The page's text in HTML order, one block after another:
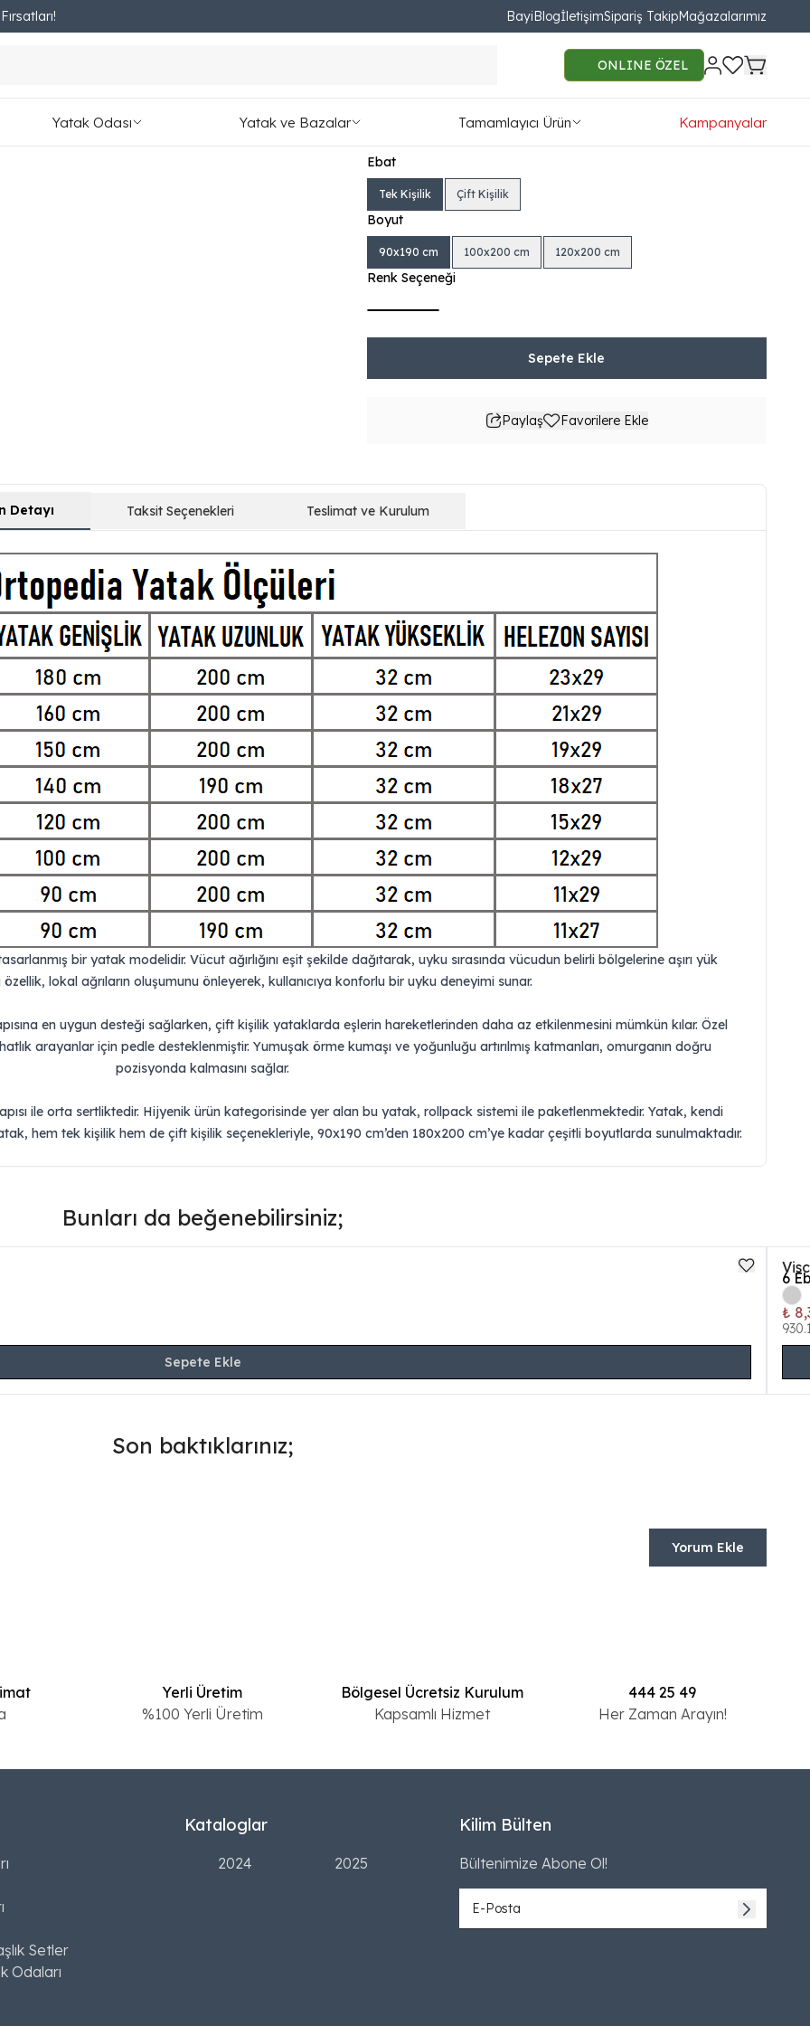
BayiBlogİletişimSipariş TakipMağazalarımız
ONLINE ÖZEL
Yatak Odası Yatak ve Bazalar Tamamlayıcı Ürün Kampanyalar
1,095.49TL'den başlayan taksit seçenekleri
Ebat
Tek Kişilik Çift Kişilik
Boyut
90x190 cm 100x200 cm 120x200 cm
Renk Seçeneği
Sepete Ekle
Paylaş Favorilere Ekle
Detayı Taksit Seçenekleri Teslimat ve Kurulum
bir yatak modelidir. Vücut ağırlığını eşit şekilde dağıtarak, uyku sırasında vücudun belirli bölgelerine aşırı yük
lokal ağrıların oluşumunu önleyerek, kullanıcıya konforlu bir uyku deneyimi sunar.
en uygun desteği sağlarken, çift kişilik yataklarda eşlerin hareketlerinden daha az etkilenmesini mümkün kılar. Özel
arayanlar için pedle desteklenmiştir. Yumuşak örme kumaşı ve yoğunluğu artırılmış katmanları, omurganın doğru
pozisyonda kalmasını sağlar.
ile orta sertliktedir. Hijyenik ürün kategorisinde yer alan bu yatak, rollpack sistemi ile paketlenmektedir. Yatak, kendi
hem tek kişilik hem de çift kişilik seçenekleriyle, 90x190 cm’den 180x200 cm’ye kadar çeşitli boyutlarda sunulmaktadır.
Bunları da beğenebilirsiniz;
Sepete Ekle
6
₺
Son baktıklarınız;
Yorum Ekle
Yerli Üretim
%100 Yerli Üretim
Bölgesel Ücretsiz Kurulum
Kapsamlı Hizmet
444 25 49
Her Zaman Arayın!
Setler
Odaları
Kataloglar
2024 2025
Kilim Bülten
Bültenimize Abone Ol!